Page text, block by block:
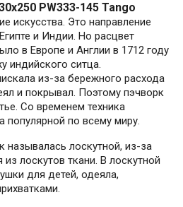
PW333-145 Tango
искусства. Это направление
и Индии. Но расцвет
в Европе и Англии в 1712 году
индийского ситца.
из-за бережного расхода
и покрывал. Поэтому пэчворк
Со временем техника
популярной по всему миру.
называлась лоскутной, из-за
лоскутов ткани. В лоскутной
для детей, одеяла,